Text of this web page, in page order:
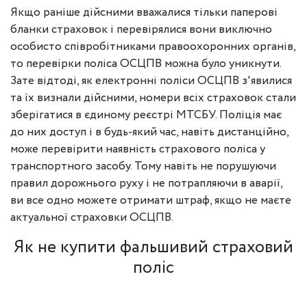
Якщо раніше дійсними вважалися тільки паперові
бланки страховок і перевірялися вони виключно
особисто співробітниками правоохоронних органів,
то перевірки поліса ОСЦПВ можна було уникнути.
Зате відтоді, як електронні поліси ОСЦПВ з'явилися
та їх визнали дійсними, номери всіх страховок стали
зберігатися в єдиному реєстрі МТСБУ. Поліція має
до них доступ і в будь-який час, навіть дистанційно,
може перевірити наявність страхового поліса у
транспортного засобу. Тому навіть не порушуючи
правил дорожнього руху і не потрапляючи в аварії,
ви все одно можете отримати штраф, якщо не маєте
актуальної страховки ОСЦПВ.
Як не купити фальшивий страховий
поліс